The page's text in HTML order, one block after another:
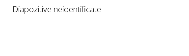
Diapozitive neidentificate